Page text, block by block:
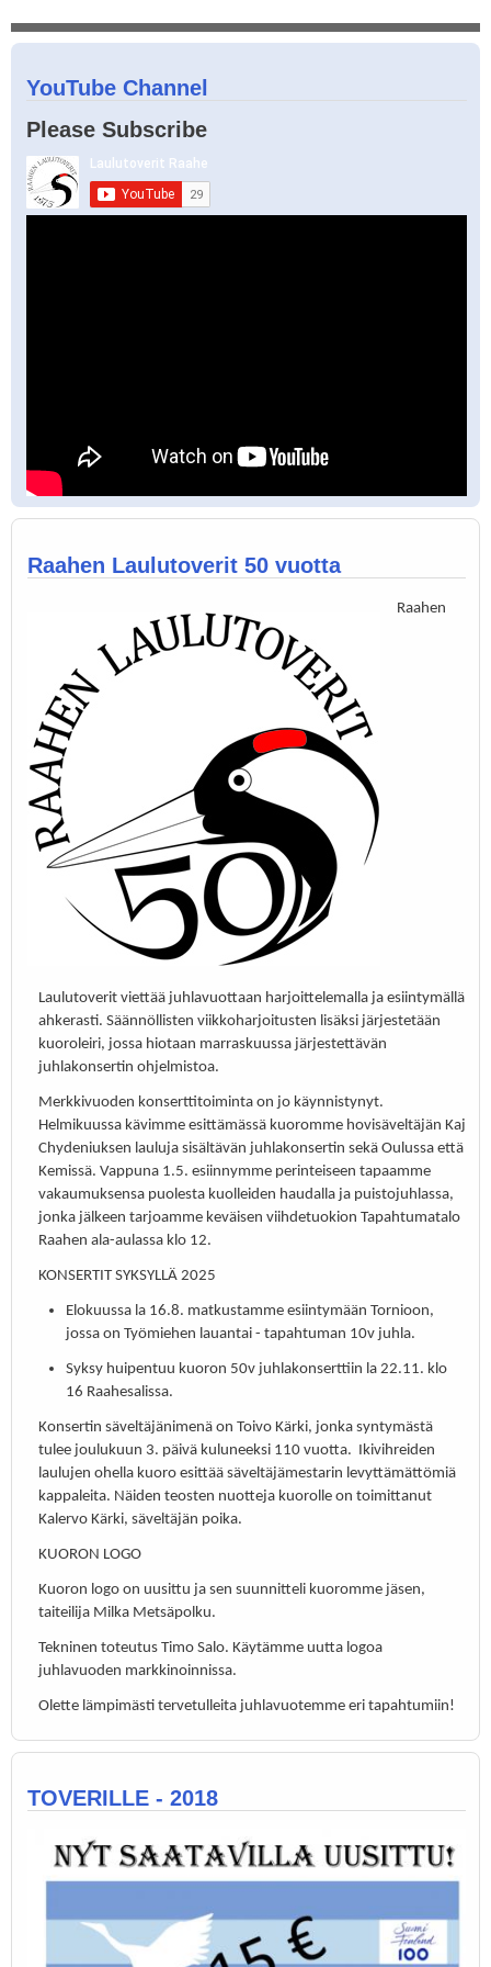
YouTube Channel
Please Subscribe
Raahen Laulutoverit 50 vuotta
Raahen
Laulutoverit viettää juhlavuottaan harjoittelemalla ja esiintymällä
ahkerasti. Säännöllisten viikkoharjoitusten lisäksi järjestetään
kuoroleiri, jossa hiotaan marraskuussa järjestettävän
juhlakonsertin ohjelmistoa.
Merkkivuoden konserttitoiminta on jo käynnistynyt.
Helmikuussa kävimme esittämässä kuoromme hovisäveltäjän Kaj
Chydeniuksen lauluja sisältävän juhlakonsertin sekä Oulussa että
Kemissä. Vappuna 1.5. esiinnymme perinteiseen tapaamme
vakaumuksensa puolesta kuolleiden haudalla ja puistojuhlassa,
jonka jälkeen tarjoamme keväisen viihdetuokion Tapahtumatalo
Raahen ala-aulassa klo 12.
KONSERTIT SYKSYLLÄ 2025
Elokuussa la 16.8. matkustamme esiintymään Tornioon,
jossa on Työmiehen lauantai - tapahtuman 10v juhla.
Syksy huipentuu kuoron 50v juhlakonserttiin la 22.11. klo
16 Raahesalissa.
Konsertin säveltäjänimenä on Toivo Kärki, jonka syntymästä
tulee joulukuun 3. päivä kuluneeksi 110 vuotta. Ikivihreiden
laulujen ohella kuoro esittää säveltäjämestarin levyttämättömiä
kappaleita. Näiden teosten nuotteja kuorolle on toimittanut
Kalervo Kärki, säveltäjän poika.
KUORON LOGO
Kuoron logo on uusittu ja sen suunnitteli kuoromme jäsen,
taiteilija Milka Metsäpolku.
Tekninen toteutus Timo Salo. Käytämme uutta logoa
juhlavuoden markkinoinnissa.
Olette lämpimästi tervetulleita juhlavuotemme eri tapahtumiin!
TOVERILLE - 2018